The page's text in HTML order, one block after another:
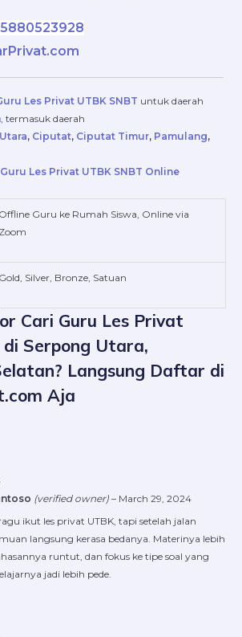
Les Privat UTBK SNBT untuk daerah
, termasuk daerah
, Ciputat, Ciputat Timur, Pamulang,
Guru Les Privat UTBK SNBT Online
Offline Guru ke Rumah Siswa, Online via
Zoom
Gold, Silver, Bronze, Satuan
Cari Guru Les Privat
di Serpong Utara,
Langsung Daftar di
Aja
(verified owner) – March 29, 2024
ikut les privat UTBK, tapi setelah jalan
langsung kerasa bedanya. Materinya lebih
runtut, dan fokus ke tipe soal yang
jadi lebih pede.